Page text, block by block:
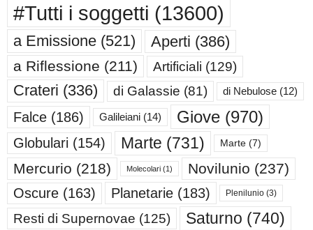
#Tutti i soggetti (13600)
a Emissione (521) Aperti (386)
a Riflessione (211) Artificiali (129)
Crateri (336) di Galassie (81) di Nebulose (12)
Falce (186) Galileiani (14) Giove (970)
Globulari (154) Marte (731) Marte (7)
Mercurio (218) Molecolari (1) Novilunio (237)
Oscure (163) Planetarie (183) Plenilunio (3)
Resti di Supernovae (125) Saturno (740)